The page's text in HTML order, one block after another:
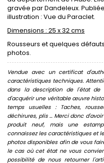
gravée par Dandeleux.
illustration : Vue du Paraclet.
Dimensions : 25 x 32 cms
Rousseurs et quelques
photos.
Vendue avec un certificat
caractéristiques techniques.
dans la description de l'état de
d'acquérir une véritable œuvre
temps usuelles : Taches,
déchirures, plis ... Merci donc
produit neuf, mais une
connaissez les caractéristiques et
photos disponibles afin de vous
le cas où cet état ne vous
possibilité de nous retourner